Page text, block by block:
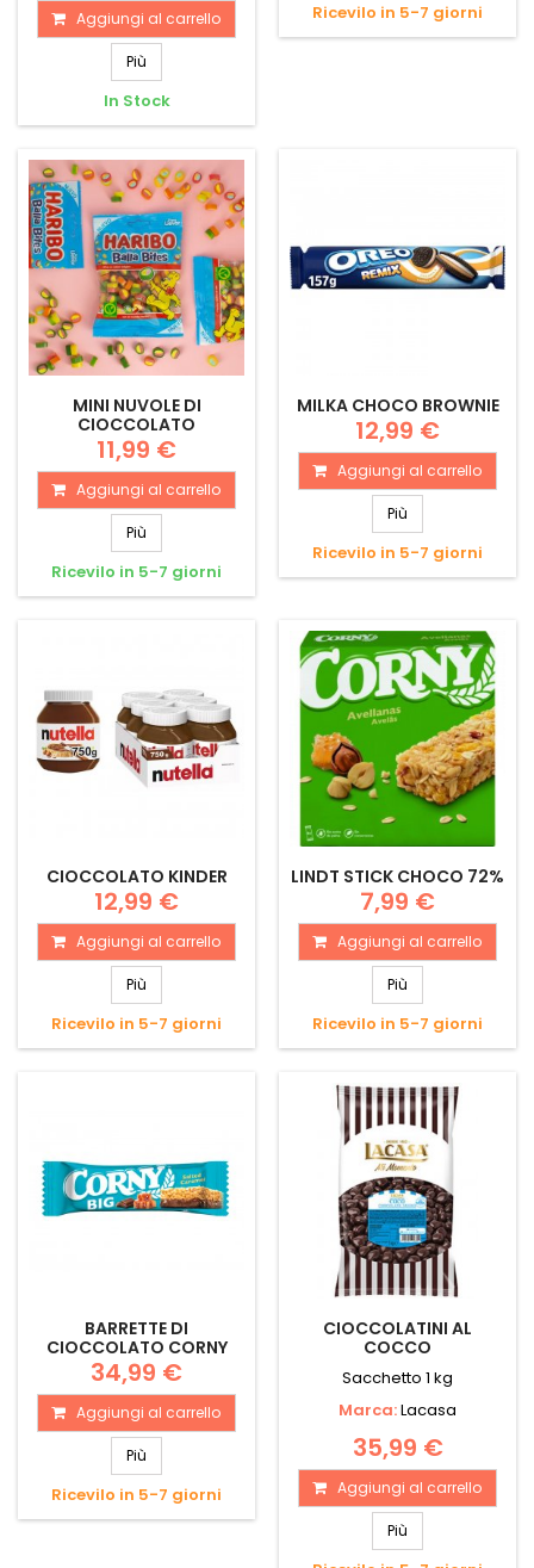
Aggiungi al carrello
Più
In Stock
Ricevilo in 5-7 giorni
MINI NUVOLE DI
CIOCCOLATO
11,99 €
Aggiungi al carrello
Più
Ricevilo in 5-7 giorni
MILKA CHOCO BROWNIE
12,99 €
Aggiungi al carrello
Più
Ricevilo in 5-7 giorni
CIOCCOLATO KINDER
12,99 €
Aggiungi al carrello
Più
Ricevilo in 5-7 giorni
LINDT STICK CHOCO 72%
7,99 €
Aggiungi al carrello
Più
Ricevilo in 5-7 giorni
BARRETTE DI
CIOCCOLATO CORNY
34,99 €
Aggiungi al carrello
Più
Ricevilo in 5-7 giorni
CIOCCOLATINI AL
COCCO
Sacchetto 1 kg
Marca:Lacasa
35,99 €
Aggiungi al carrello
Più